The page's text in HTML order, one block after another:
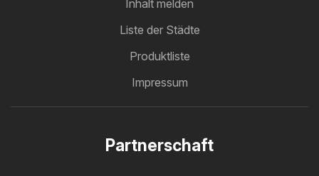
Inhalt melden
Liste der Städte
Produktliste
Impressum
Partnerschaft